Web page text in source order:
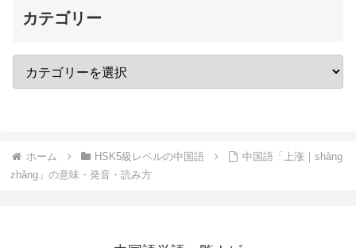
カテゴリー
ホーム HSK5級レベルの中国語
中国語「上涨｜shàng
zhǎng」の意味・発音・読み方